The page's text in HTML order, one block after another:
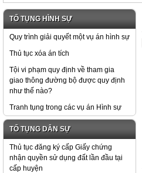
TỐ TỤNG HÌNH SỰ
Quy trình giải quyết một vụ án hình sự
Thủ tục xóa án tích
Tội vi phạm quy định về tham gia
giao thông đường bộ được quy định
như thế nào?
Tranh tụng trong các vụ án Hình sự
TỐ TỤNG DÂN SỰ
Thủ tục đăng ký cấp Giấy chứng
nhận quyền sử dụng đất lần đầu tại
cấp huyện